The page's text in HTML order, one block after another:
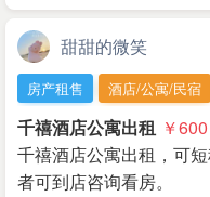
甜甜的微笑
房产租售 酒店/公寓/民宿
千禧酒店公寓出租 ￥600
千禧酒店公寓出租，可
者可到店咨询看房。